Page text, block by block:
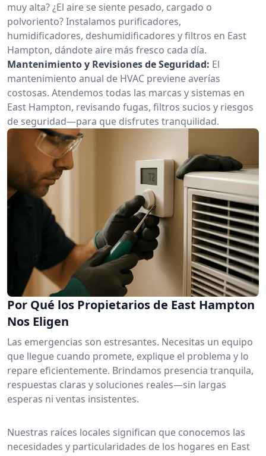
muy alta? ¿El aire se siente pesado, cargado o
polvoriento? Instalamos purificadores,
humidificadores, deshumidificadores y filtros en East
Hampton, dándote aire más fresco cada día.
Mantenimiento y Revisiones de Seguridad: El
mantenimiento anual de HVAC previene averías
costosas. Atendemos todas las marcas y sistemas en
East Hampton, revisando fugas, filtros sucios y riesgos
de seguridad—para que disfrutes tranquilidad.
Por Qué los Propietarios de East Hampton
Nos Eligen
Las emergencias son estresantes. Necesitas un equipo
que llegue cuando promete, explique el problema y lo
repare eficientemente. Brindamos presencia tranquila,
respuestas claras y soluciones reales—sin largas
esperas ni ventas insistentes.
Nuestras raíces locales significan que conocemos las
necesidades y particularidades de los hogares en East